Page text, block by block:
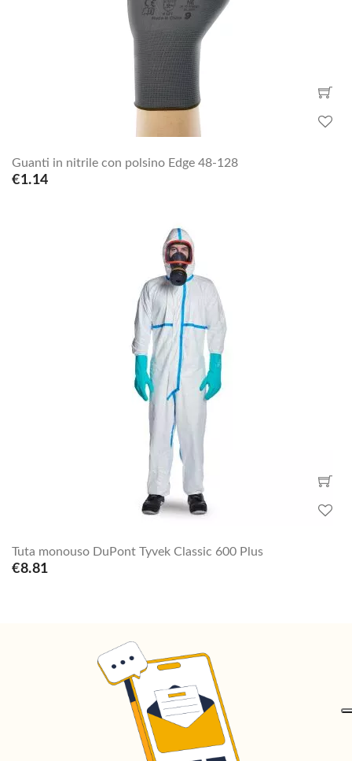
Guanti in nitrile con polsino Edge 48-128
€1.14
Tuta monouso DuPont Tyvek Classic 600 Plus
€8.81